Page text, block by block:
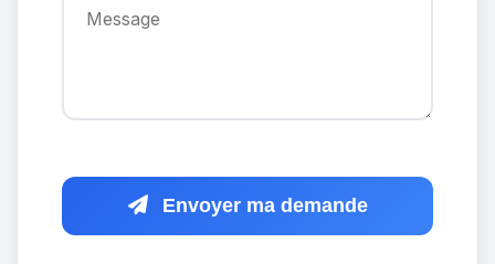
Envoyer ma demande